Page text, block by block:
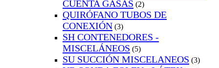
CUENTA GASAS (2)
QUIRÓFANO TUBOS DE
CONEXIÓN (3)
SH CONTENEDORES -
MISCELÁNEOS (5)
SU SUCCIÓN MISCELANEOS (3)